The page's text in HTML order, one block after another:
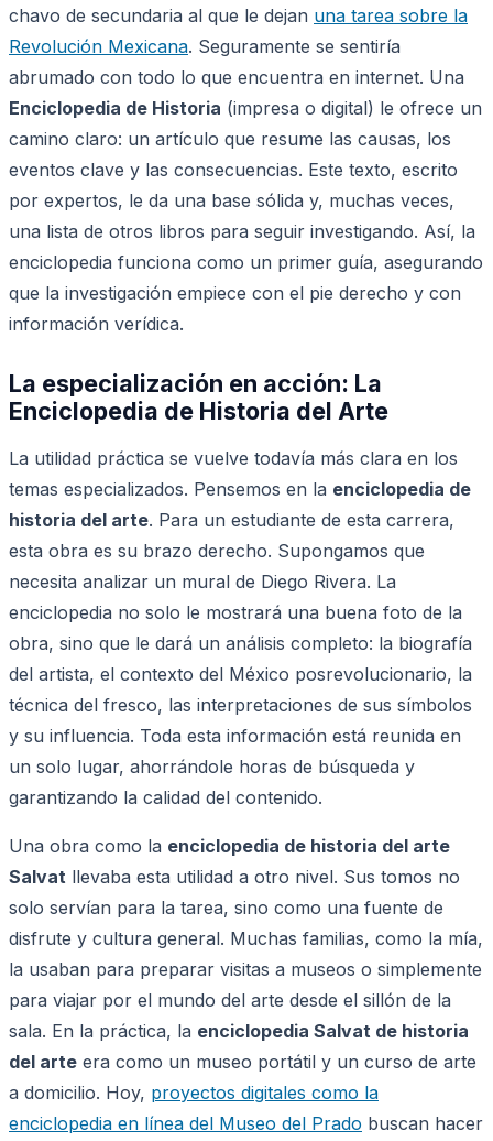
chavo de secundaria al que le dejan una tarea sobre la
Revolución Mexicana. Seguramente se sentiría
abrumado con todo lo que encuentra en internet. Una
Enciclopedia de Historia (impresa o digital) le ofrece un
camino claro: un artículo que resume las causas, los
eventos clave y las consecuencias. Este texto, escrito
por expertos, le da una base sólida y, muchas veces,
una lista de otros libros para seguir investigando. Así, la
enciclopedia funciona como un primer guía, asegurando
que la investigación empiece con el pie derecho y con
información verídica.
La especialización en acción: La
Enciclopedia de Historia del Arte
La utilidad práctica se vuelve todavía más clara en los
temas especializados. Pensemos en la enciclopedia de
historia del arte. Para un estudiante de esta carrera,
esta obra es su brazo derecho. Supongamos que
necesita analizar un mural de Diego Rivera. La
enciclopedia no solo le mostrará una buena foto de la
obra, sino que le dará un análisis completo: la biografía
del artista, el contexto del México posrevolucionario, la
técnica del fresco, las interpretaciones de sus símbolos
y su influencia. Toda esta información está reunida en
un solo lugar, ahorrándole horas de búsqueda y
garantizando la calidad del contenido.
Una obra como la enciclopedia de historia del arte
Salvat llevaba esta utilidad a otro nivel. Sus tomos no
solo servían para la tarea, sino como una fuente de
disfrute y cultura general. Muchas familias, como la mía,
la usaban para preparar visitas a museos o simplemente
para viajar por el mundo del arte desde el sillón de la
sala. En la práctica, la enciclopedia Salvat de historia
del arte era como un museo portátil y un curso de arte
a domicilio. Hoy, proyectos digitales como la
enciclopedia en línea del Museo del Prado buscan hacer